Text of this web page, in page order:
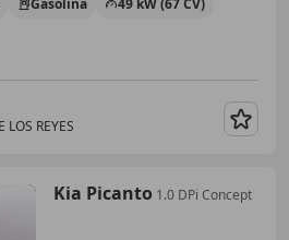
Gasolina 49 kW (67 CV)
REYES
Kia Picanto 1.0 DPi Concept